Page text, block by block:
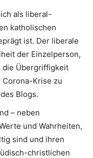
als liberal-
katholischen
ist. Der liberale
der Einzelperson,
die Übergriffigkeit
Krise zu
Blogs.
– neben
und Wahrheiten,
sind und ihren
christlichen